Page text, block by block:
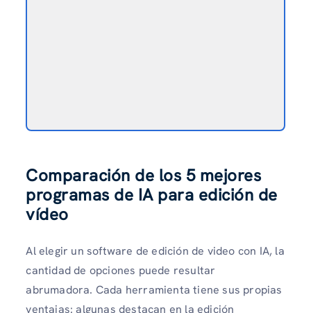
Comparación de los 5 mejores
programas de IA para edición de
vídeo
Al elegir un software de edición de video con IA, la
cantidad de opciones puede resultar
abrumadora. Cada herramienta tiene sus propias
ventajas: algunas destacan en la edición